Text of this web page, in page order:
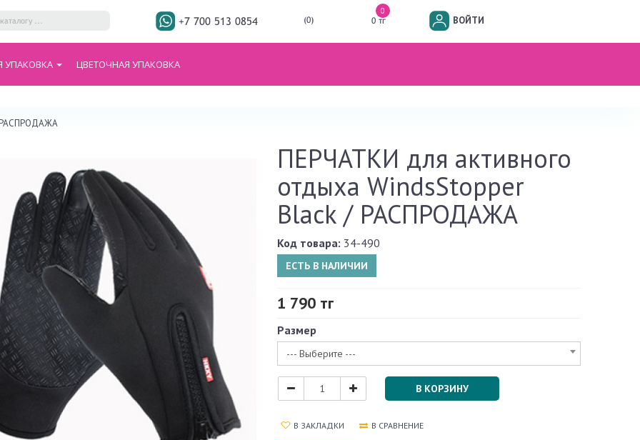
+7 700 513 0854 (0)
0
0 тг
ВОЙТИ
УПАКОВКА ЦВЕТОЧНАЯ УПАКОВКА
РАСПРОДАЖА
ПЕРЧАТКИ для активного
отдыха WindsStopper
Black / РАСПРОДАЖА
Код товара: 34-490
ЕСТЬ В НАЛИЧИИ
1 790 тг
Размер
--- Выберите ---
В КОРЗИНУ
В ЗАКЛАДКИ В СРАВНЕНИЕ